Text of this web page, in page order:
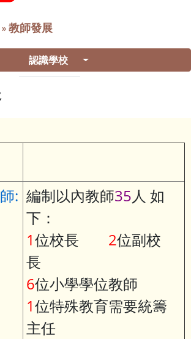
»教師發展
認識學校
: 編制以內教師35人 如
下：
1位校長 2位副校
長
6位小學學位教師
1位特殊教育需要統籌
主任